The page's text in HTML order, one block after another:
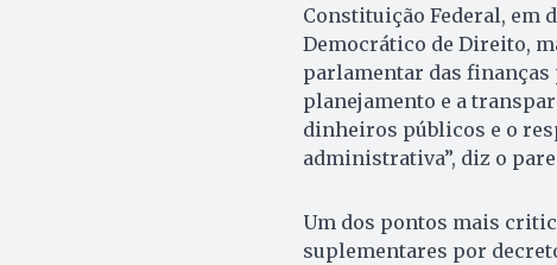
Constituição Federal, em
Democrático de Direito,
parlamentar das
planejamento e a
dinheiros públicos e o
administrativa”, diz o
Um dos pontos mais
suplementares por